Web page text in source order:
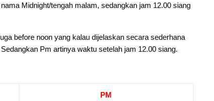
Midnight/tengah malam, sedangkan jam 12.00 siang
before noon yang kalau dijelaskan secara sederhana
Pm artinya waktu setelah jam 12.00 siang.
PM